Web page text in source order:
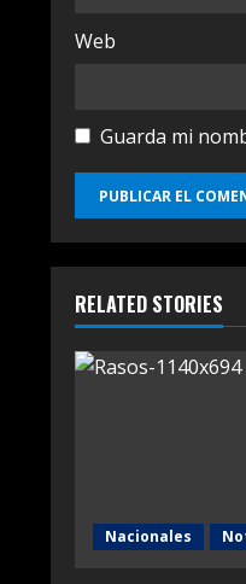
Web
Guarda mi
RELATED STORIES
Nacionales